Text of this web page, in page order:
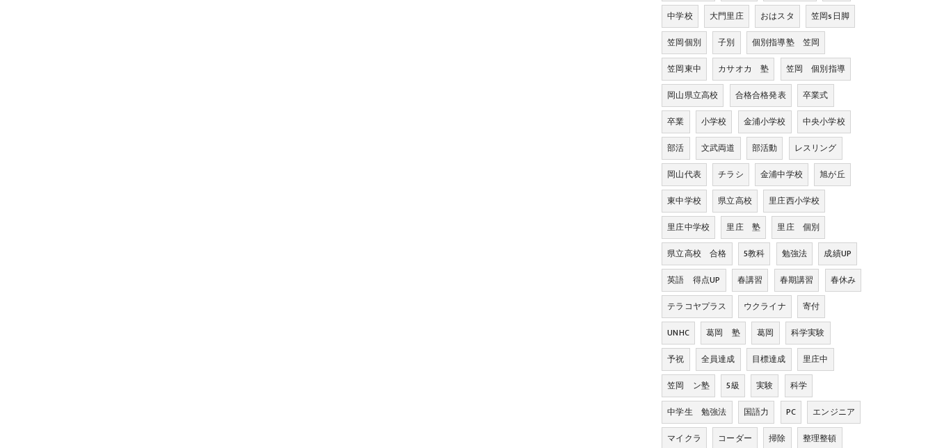
中学校
大門里庄 おはスタ
笠岡s日脚
笠岡個別
子別
個別指導塾 笠岡
笠岡東中
カサオカ 塾
笠岡 個別指導
岡山県立高校
合格合格発表
卒業式
卒業
小学校 金浦小学校
中央小学校
部活
文武両道 部活動
レスリング
岡山代表
チラシ 金浦中学校
旭が丘
東中学校
県立高校
里庄西小学校
里庄中学校
里庄 塾
里庄 個別
県立高校 合格
5教科 勉強法
成績UP
英語 得点UP
春講習 春期講習
春休み
テラコヤプラス
ウクライナ
寄付
UNHC
葛岡 塾 葛岡
科学実験
予祝
全員達成 目標達成
里庄中
笠岡 ン塾
5級 実験
科学
中学生 勉強法
国語力 PC
エンジニア
マイクラ
コーダー 掃除 整理整頓